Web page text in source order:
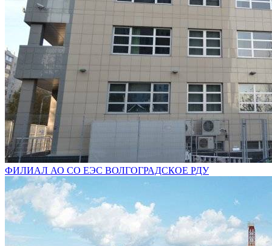
ФИЛИАЛ АО СО ЕЭС ВОЛГОГРАДСКОЕ РДУ